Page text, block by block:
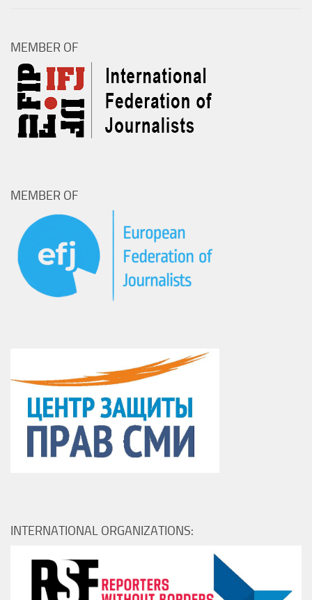
MEMBER OF
MEMBER OF
INTERNATIONAL ORGANIZATIONS: